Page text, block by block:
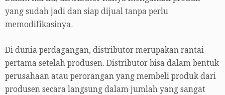
yang sudah jadi dan siap dijual tanpa perlu
memodifikasinya.
Di dunia perdagangan, distributor merupakan rantai
pertama setelah produsen. Distributor bisa dalam bentuk
perusahaan atau perorangan yang membeli produk dari
produsen secara langsung dalam jumlah yang sangat